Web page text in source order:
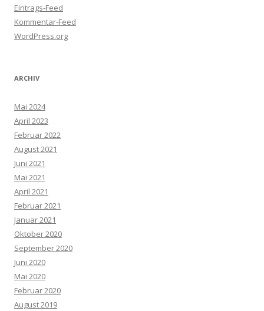
Eintrags-Feed
Kommentar-Feed
WordPress.org
ARCHIV
Mai 2024
April 2023
Februar 2022
August 2021
Juni 2021
Mai 2021
April 2021
Februar 2021
Januar 2021
Oktober 2020
September 2020
Juni 2020
Mai 2020
Februar 2020
August 2019